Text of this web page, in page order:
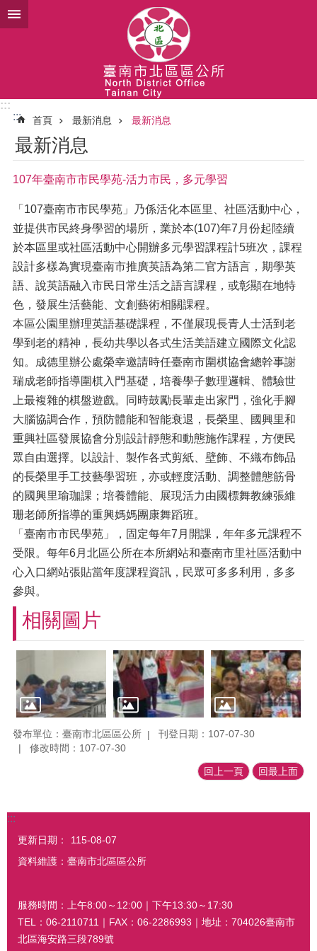
跳到主要內容區塊
:::
:::
首頁 最新消息 最新消息
最新消息
107年臺南市市民學苑-活力市民，多元學習
「107臺南市市民學苑」乃係活化本區里、社區活動中心，
並提供市民終身學習的場所，業於本(107)年7月份起陸續
於本區里或社區活動中心開辦多元學習課程計5班次，課程
設計多樣為實現臺南市推廣英語為第二官方語言，期學英
語、說英語融入市民日常生活之語言課程，或彰顯在地特
色，發展生活藝能、文創藝術相關課程。
本區公園里辦理英語基礎課程，不僅展現長青人士活到老
學到老的精神，長幼共學以各式生活美語建立國際文化認
知。成德里辦公處榮幸邀請時任臺南市圍棋協會總幹事謝
瑞成老師指導圍棋入門基礎，培養學子數理邏輯、體驗世
上最複雜的棋盤遊戲。同時鼓勵長輩走出家門，強化手腳
大腦協調合作，預防體能和智能衰退，長榮里、國興里和
重興社區發展協會分別設計靜態和動態施作課程，方便民
眾自由選擇。以設計、製作各式剪紙、壁飾、不織布飾品
的長榮里手工技藝學習班，亦或輕度活動、調整體態筋骨
的國興里瑜珈課；培養體能、展現活力由國標舞教練張維
珊老師所指導的重興媽媽團康舞蹈班。
「臺南市市民學苑」，固定每年7月開課，年年多元課程不
受限。每年6月北區公所在本所網站和臺南市里社區活動中
心入口網站張貼當年度課程資訊，民眾可多多利用，多多
參與。
相關圖片
發布單位：臺南市北區區公所
刊登日期：107-07-30
修改時間：107-07-30
回上一頁 回最上面
:::
更新日期：
115-08-07
資料維護：臺南市北區區公所
服務時間：上午8:00～12:00｜下午13:30～17:30
TEL：06-2110711｜FAX：06-2286993｜地址：704026臺南市
北區海安路三段789號